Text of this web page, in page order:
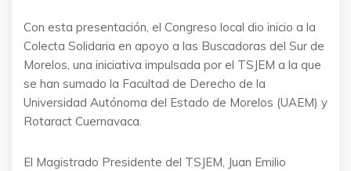
Con esta presentación, el Congreso local dio inicio a la
Colecta Solidaria en apoyo a las Buscadoras del Sur de
Morelos, una iniciativa impulsada por el TSJEM a la que
se han sumado la Facultad de Derecho de la
Universidad Autónoma del Estado de Morelos (UAEM) y
Rotaract Cuernavaca.
El Magistrado Presidente del TSJEM, Juan Emilio